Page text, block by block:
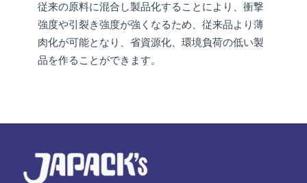
従来の原料に混合し製品化することにより、衝撃
強度や引裂き強度が強くなるため、従来品より薄
肉化が可能となり、省資源化、環境負荷の低い製
品を作ることができます。